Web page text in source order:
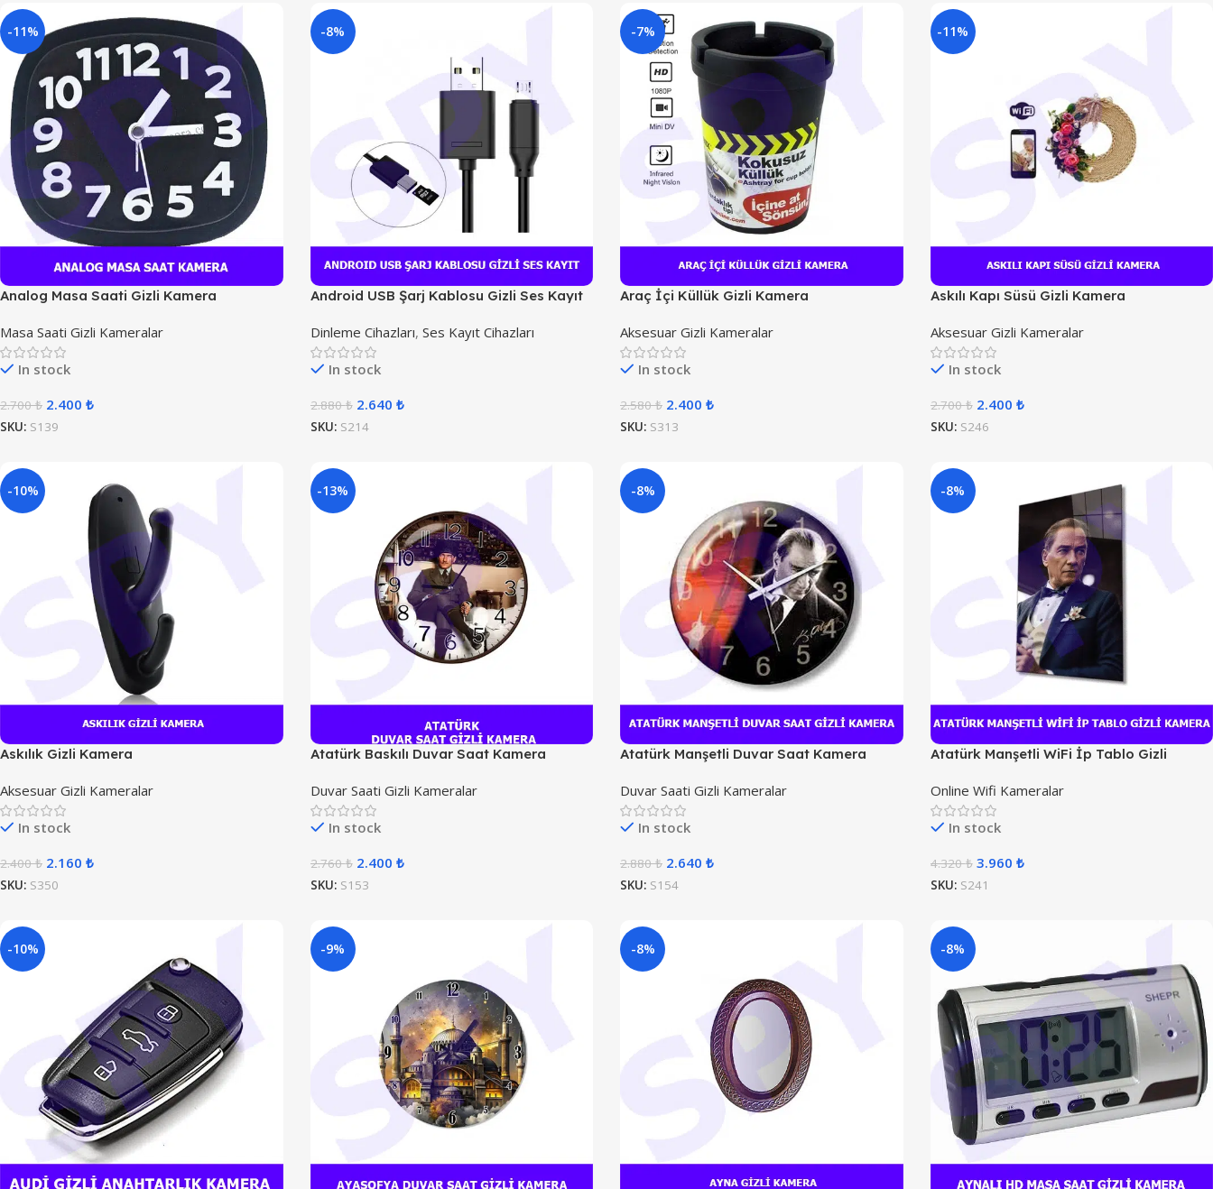
-11%
Analog Masa Saati Gizli Kamera
Masa Saati Gizli Kameralar
In stock
2.700₺ 2.400 ₺
SKU: S139
-8%
Android USB Şarj Kablosu Gizli Ses Kayıt
Dinleme Cihazları, Ses Kayıt Cihazları
In stock
2.880₺ 2.640 ₺
SKU: S214
-7%
Araç İçi Küllük Gizli Kamera
Aksesuar Gizli Kameralar
In stock
2.580₺ 2.400 ₺
SKU: S313
-11%
Askılı Kapı Süsü Gizli Kamera
Aksesuar Gizli Kameralar
In stock
2.700₺ 2.400 ₺
SKU: S246
-10%
Askılık Gizli Kamera
Aksesuar Gizli Kameralar
In stock
2.400₺ 2.160 ₺
SKU: S350
-13%
Atatürk Baskılı Duvar Saat Kamera
Duvar Saati Gizli Kameralar
In stock
2.760₺ 2.400 ₺
SKU: S153
-8%
Atatürk Manşetli Duvar Saat Kamera
Duvar Saati Gizli Kameralar
In stock
2.880₺ 2.640 ₺
SKU: S154
-8%
Atatürk Manşetli WiFi İp Tablo Gizli
Online Wifi Kameralar
In stock
4.320₺ 3.960 ₺
SKU: S241
-10% -9% -8% -8%